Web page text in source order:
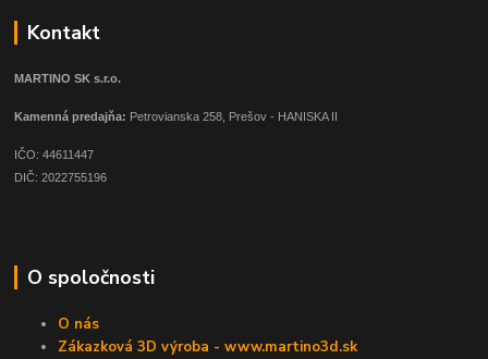
Kontakt
MARTINO SK s.r.o.
Kamenná predajňa: Petrovianska 258, Prešov - HANISKA II
IČO: 44611447
DIČ: 2022755196
O spoločnosti
O nás
Zákazková 3D výroba - www.martino3d.sk